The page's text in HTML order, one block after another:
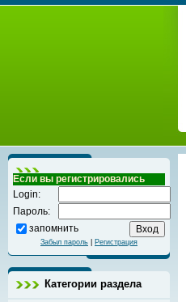
Если вы регистрировались
Login:
Пароль:
запомнить
Забыл пароль Регистрация
Категории раздела